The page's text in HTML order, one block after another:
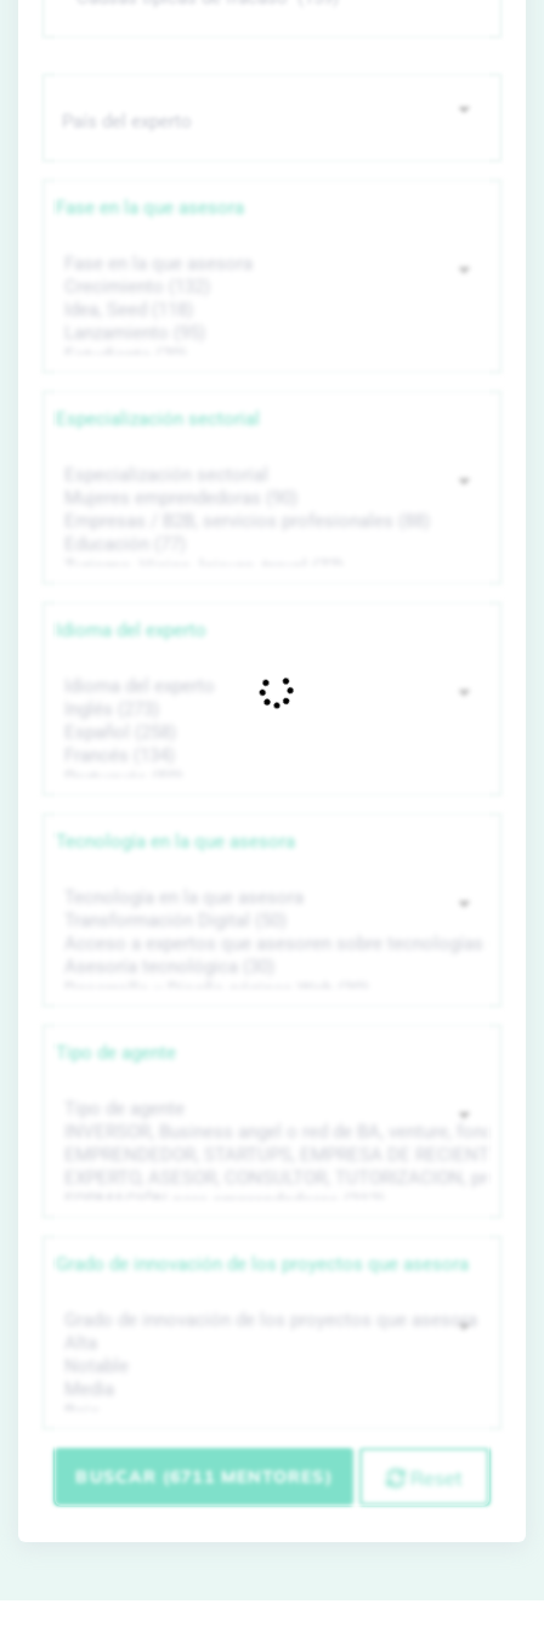
Fase en la que asesora
Especialización sectorial
Idioma del experto
Tecnología en la que asesora
Tipo de agente
Grado de innovación de los proyectos que asesora
BUSCAR (6711 MENTORES) Reset